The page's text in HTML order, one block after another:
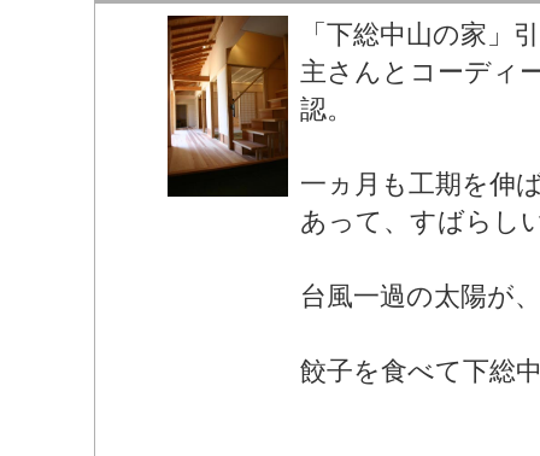
「下総中山の家」
主さんとコーディ
認。
一ヵ月も工期を伸
あって、すばらし
台風一過の太陽が
餃子を食べて下総